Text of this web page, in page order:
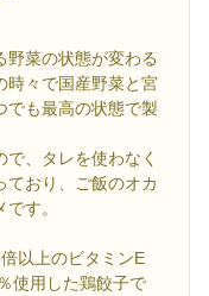
野菜の状態が変わる
時々で国産野菜と宮
でも最高の状態で製
、タレを使わなく
ており、ご飯のオカ
す。
以上のビタミンE
使用した鶏餃子で